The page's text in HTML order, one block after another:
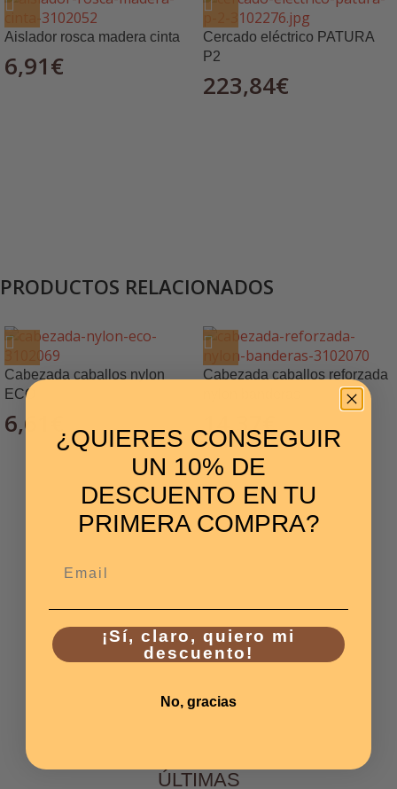
Aislador rosca madera cinta
6,91€
Cercado eléctrico PATURA
P2
223,84€
PRODUCTOS RELACIONADOS
Cabezada caballos nylon
ECO
6,61
Cabezada caballos reforzada
14,37€
ÚLTIMAS
¿QUIERES CONSEGUIR
UN 10% DE
DESCUENTO EN TU
PRIMERA COMPRA?
¡Sí, claro, quiero mi
descuento!
No, gracias